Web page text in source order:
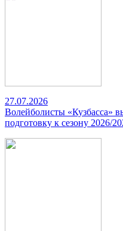
27.07.2026
Волейболисты «Кузбасса»
подготовку к сезону 2026/